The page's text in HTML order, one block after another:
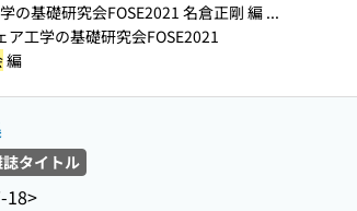
の基礎研究会FOSE2021 名倉正剛 編 ...
ア工学の基礎研究会FOSE2021
編
タイトル
18>